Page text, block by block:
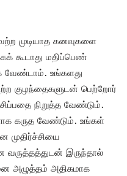
முடியாத கனவுகளை
கூடாது மதிப்பெண்
வேண்டாம். உங்களது
குழந்தைகளுடன் பெற்றோர்
நிறுத்த வேண்டும்.
கருத வேண்டும். உங்கள்
முதிர்ச்சியை
வருத்தத்துடன் இருந்தால்
அழுத்தம் அதிகமாக